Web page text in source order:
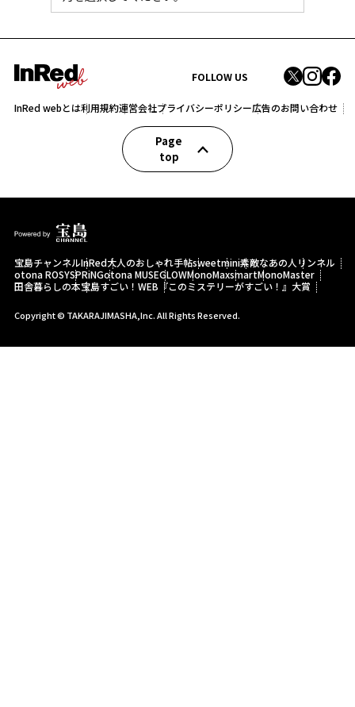
FOLLOW US
InRed webとは利用規約運営会社プライバシーポリシー広告のお問い合わせ
Page
top
宝島チャンネルInRed大人のおしゃれ手帖sweetmini素敵なあの人リンネル
otona ROSYSPRiNGotona MUSEGLOWMonoMaxsmartMonoMaster
田舎暮らしの本宝島すごい！WEB 『このミステリーがすごい！』大賞
Copyright © TAKARAJIMASHA,Inc. All Rights Reserved.